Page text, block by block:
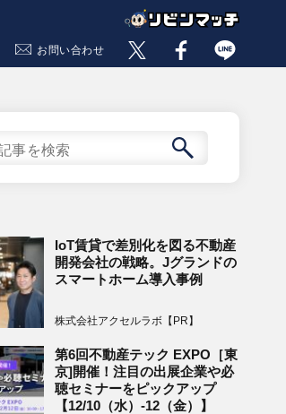
お問い合わせ
IoT賃貸で差別化を図る不動産
開発会社の戦略。Jグランドの
スマートホーム導入事例
株式会社アクセルラボ【PR】
第6回不動産テック EXPO［東
京]開催！注目の出展企業や必
聴セミナーをピックアップ
【12/10（水）-12（金）】